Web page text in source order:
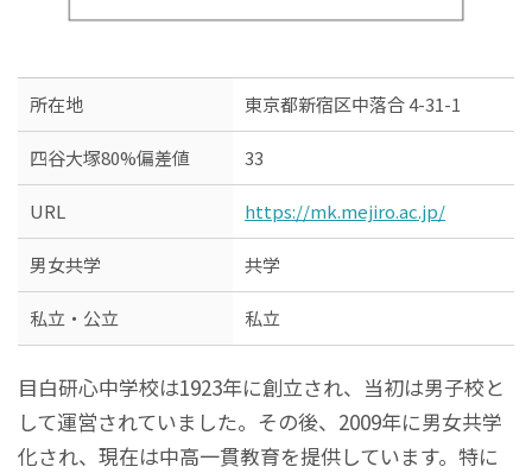
所在地 東京都新宿区中落合 4-31-1
四谷大塚80%偏差値 33
URL https://mk.mejiro.ac.jp/
男女共学 共学
私立・公立 私立
目白研心中学校は1923年に創立され、当初は男子校と
して運営されていました。その後、2009年に男女共学
化され、現在は中高一貫教育を提供しています。特に